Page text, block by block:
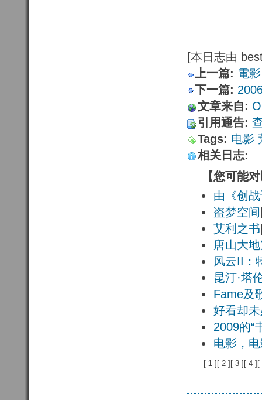
[本日志由
上一篇: 電
下一篇:
文章来自:
引用通告:
Tags: 电影
相关日志:
【您可能
由《创
盗梦空间
艾利之书
唐山大
风云II：
昆汀·塔
Fame及
好看却
2009的“
电影，
[ 1 ][ 2 ][ 3 ][ 4 ][